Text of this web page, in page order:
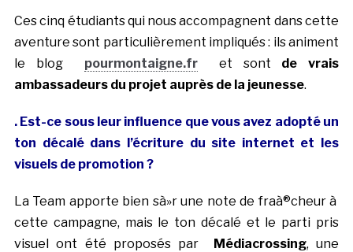
Ces cinq étudiants qui nous accompagnent dans cette
aventure sont particulièrement impliqués : ils animent
le blog pourmontaigne.fr et sont de vrais
ambassadeurs du projet auprès de la jeunesse.
. Est-ce sous leur influence que vous avez adopté un
ton décalé dans l’écriture du site internet et les
visuels de promotion ?
La Team apporte bien sà»r une note de fraà®cheur à
cette campagne, mais le ton décalé et le parti pris
visuel ont été proposés par Médiacrossing, une